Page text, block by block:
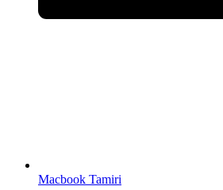
Macbook Tamiri